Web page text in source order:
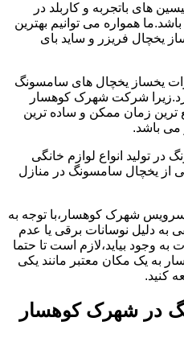
های باتجربه و کاربلد در
همواره می توانیم بهترین
یخچال فریزر و ساید بای
یخساز یخچال های سامسونگ
شرکت شهرک کوهسار
ترین زمان ممکن و ساده ترین
باشد.
در تولید انواع لوازم خانگی
از یخچال سامسونگ در منازل
سرویس شهرک کوهسار،با توجه به
به دلیل نوسانات برقی یا عدم
وجود بیاید،لازم است تا حتما
به یک مکان معتبر مانند یکی
کنید.
در شهرک کوهسار